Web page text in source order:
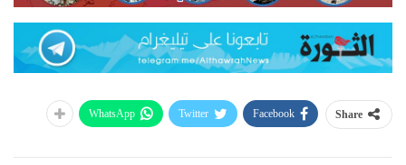
Share
Facebook
Twitter
WhatsApp